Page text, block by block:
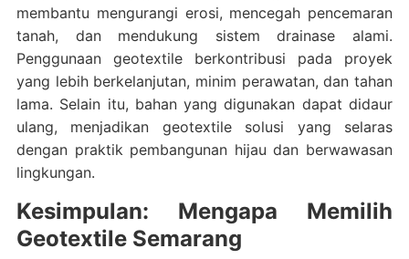
membantu mengurangi erosi, mencegah pencemaran
tanah, dan mendukung sistem drainase alami.
Penggunaan geotextile berkontribusi pada proyek
yang lebih berkelanjutan, minim perawatan, dan tahan
lama. Selain itu, bahan yang digunakan dapat didaur
ulang, menjadikan geotextile solusi yang selaras
dengan praktik pembangunan hijau dan berwawasan
lingkungan.
Kesimpulan: Mengapa Memilih
Geotextile Semarang